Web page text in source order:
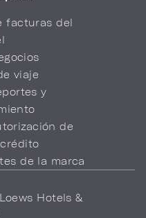
facturas del
viaje
y
de
de la marca
Hotels &